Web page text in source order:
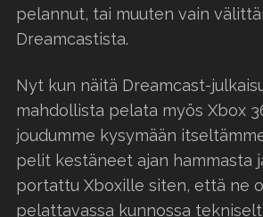
pelannut, tai muuten vain
Dreamcastista.
Nyt kun näitä Dreamcast-
mahdollista pelata myös Xbox
joudumme kysymään
pelit kestäneet ajan hammasta
portattu Xboxille siten, että ne
pelattavassa kunnossa